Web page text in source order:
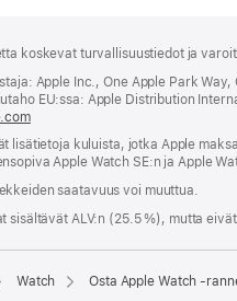
koskevat turvallisuustiedot ja
Apple Inc., One Apple Park
EU:ssa: Apple Distribution
(avautuu
uuteen
ikkunaan)
lisätietoja kuluista, jotka Apple
Apple Watch SE:n ja Apple
saatavuus voi muuttua.
sisältävät ALV:n (25.5 %), mutta
Watch Osta Apple Watch